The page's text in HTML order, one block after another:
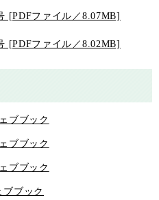
[PDFファイル／8.07MB]
[PDFファイル／8.02MB]
ブブック
ブブック
ブブック
ブック